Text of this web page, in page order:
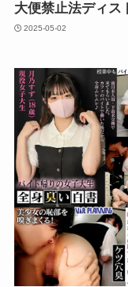
大便禁止法ディス
2025-05-02